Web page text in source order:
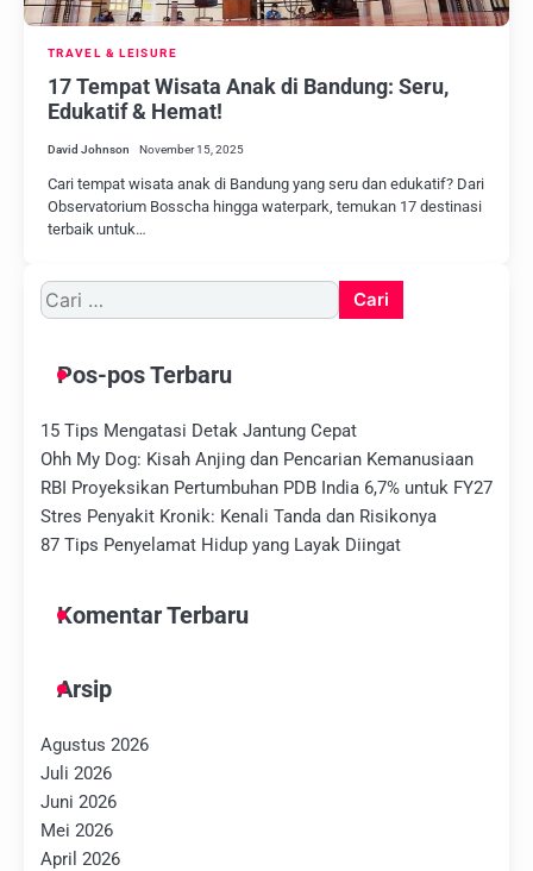
TRAVEL & LEISURE
17 Tempat Wisata Anak di Bandung: Seru,
Edukatif & Hemat!
David Johnson November 15, 2025
Cari tempat wisata anak di Bandung yang seru dan edukatif? Dari
Observatorium Bosscha hingga waterpark, temukan 17 destinasi
terbaik untuk…
Cari
untuk:
Pos-pos Terbaru
15 Tips Mengatasi Detak Jantung Cepat
Ohh My Dog: Kisah Anjing dan Pencarian Kemanusiaan
RBI Proyeksikan Pertumbuhan PDB India 6,7% untuk FY27
Stres Penyakit Kronik: Kenali Tanda dan Risikonya
87 Tips Penyelamat Hidup yang Layak Diingat
Komentar Terbaru
Arsip
Agustus 2026
Juli 2026
Juni 2026
Mei 2026
April 2026